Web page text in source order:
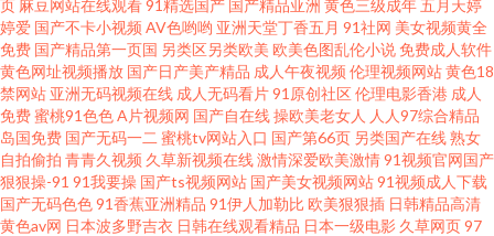
图91 亚洲视屏 99爱操 国产精品日逼 欧美成人生活影院 亚洲超清有码 超碰色
导航 久草国产中文 日韩A黄 91黄在线观看网 成人看片网站 久久逼久久逼em
日本黄页免费 91She视频 豆花18在线网页 欧美日韩在线旡码 亚洲日逼视频
AV福利页 国产自产视频 欧美日韩交配网 亚洲色图a 草逼的视频 激情人妻综合
页 麻豆网站在线观看91精选国产 国产精品亚洲 黄色三级成年 五月天婷
婷爱 国产不卡小视频 AV色哟哟 亚洲天堂丁香五月 91社网 美女视频黄全
免费 国产精品第一页国 另类区另类欧美 欧美色图乱伦小说免费成人软件
黄色网址视频播放 国产日产美产精品 成人午夜视频 伦理视频网站黄色18
禁网站 亚洲无码视频在线 成人无码看片91原创社区伦理电影香港 成人
免费蜜桃91色色A片视频网 国产自在线操欧美老女人 人人97综合精品
岛国免费 国产无码一二 蜜桃tv网站入口 国产第66页 另类国产在线熟女
自拍偷拍 青青久视频 久草新视频在线激情深爱欧美激情91视频官网国产
狠狠操-91 91我要操 国产ts视频网站 国产美女视频网站91视频成人下载
国产无码色色91香蕉亚洲精品 91伊人加勒比 欧美狠狠插 日韩精品高清
黄色av网 日本波多野吉衣 日韩在线观看精品 日本一级电影 久草网页97